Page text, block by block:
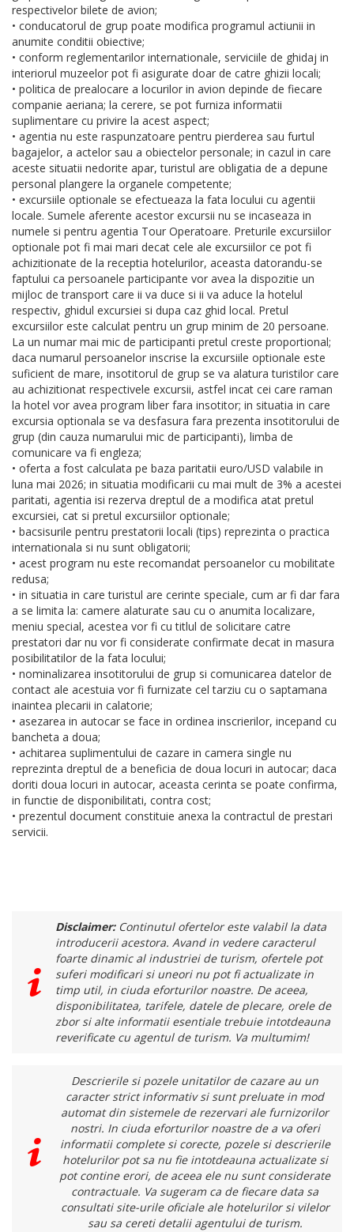
respectivelor bilete de avion;
• conducatorul de grup poate modifica programul actiunii in
anumite conditii obiective;
• conform reglementarilor internationale, serviciile de ghidaj in
interiorul muzeelor pot fi asigurate doar de catre ghizii locali;
• politica de prealocare a locurilor in avion depinde de fiecare
companie aeriana; la cerere, se pot furniza informatii
suplimentare cu privire la acest aspect;
• agentia nu este raspunzatoare pentru pierderea sau furtul
bagajelor, a actelor sau a obiectelor personale; in cazul in care
aceste situatii nedorite apar, turistul are obligatia de a depune
personal plangere la organele competente;
• excursiile optionale se efectueaza la fata locului cu agentii
locale. Sumele aferente acestor excursii nu se incaseaza in
numele si pentru agentia Tour Operatoare. Preturile excursiilor
optionale pot fi mai mari decat cele ale excursiilor ce pot fi
achizitionate de la receptia hotelurilor, aceasta datorandu-se
faptului ca persoanele participante vor avea la dispozitie un
mijloc de transport care ii va duce si ii va aduce la hotelul
respectiv, ghidul excursiei si dupa caz ghid local. Pretul
excursiilor este calculat pentru un grup minim de 20 persoane.
La un numar mai mic de participanti pretul creste proportional;
daca numarul persoanelor inscrise la excursiile optionale este
suficient de mare, insotitorul de grup se va alatura turistilor care
au achizitionat respectivele excursii, astfel incat cei care raman
la hotel vor avea program liber fara insotitor; in situatia in care
excursia optionala se va desfasura fara prezenta insotitorului de
grup (din cauza numarului mic de participanti), limba de
comunicare va fi engleza;
• oferta a fost calculata pe baza paritatii euro/USD valabile in
luna mai 2026; in situatia modificarii cu mai mult de 3% a acestei
paritati, agentia isi rezerva dreptul de a modifica atat pretul
excursiei, cat si pretul excursiilor optionale;
• bacsisurile pentru prestatorii locali (tips) reprezinta o practica
internationala si nu sunt obligatorii;
• acest program nu este recomandat persoanelor cu mobilitate
redusa;
• in situatia in care turistul are cerinte speciale, cum ar fi dar fara
a se limita la: camere alaturate sau cu o anumita localizare,
meniu special, acestea vor fi cu titlul de solicitare catre
prestatori dar nu vor fi considerate confirmate decat in masura
posibilitatilor de la fata locului;
• nominalizarea insotitorului de grup si comunicarea datelor de
contact ale acestuia vor fi furnizate cel tarziu cu o saptamana
inaintea plecarii in calatorie;
• asezarea in autocar se face in ordinea inscrierilor, incepand cu
bancheta a doua;
• achitarea suplimentului de cazare in camera single nu
reprezinta dreptul de a beneficia de doua locuri in autocar; daca
doriti doua locuri in autocar, aceasta cerinta se poate confirma,
in functie de disponibilitati, contra cost;
• prezentul document constituie anexa la contractul de prestari
servicii.
Disclaimer:Continutul ofertelor este valabil la data
introducerii acestora. Avand in vedere caracterul
foarte dinamic al industriei de turism, ofertele pot
suferi modificari si uneori nu pot fi actualizate in
timp util, in ciuda eforturilor noastre. De aceea,
disponibilitatea, tarifele, datele de plecare, orele de
zbor si alte informatii esentiale trebuie intotdeauna
reverificate cu agentul de turism. Va multumim!
Descrierile si pozele unitatilor de cazare au un
caracter strict informativ si sunt preluate in mod
automat din sistemele de rezervari ale furnizorilor
nostri. In ciuda eforturilor noastre de a va oferi
informatii complete si corecte, pozele si descrierile
hotelurilor pot sa nu fie intotdeauna actualizate si
pot contine erori, de aceea ele nu sunt considerate
contractuale. Va sugeram ca de fiecare data sa
consultati site-urile oficiale ale hotelurilor si vilelor
sau sa cereti detalii agentului de turism.